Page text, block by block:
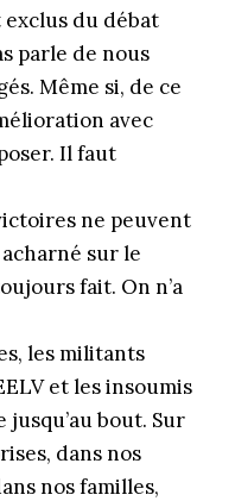
exclus du débat
parle de nous
Même si, de ce
avec
Il faut
ne peuvent
sur le
fait. On n’a
les militants
et les insoumis
jusqu’au bout. Sur
dans nos
nos familles,